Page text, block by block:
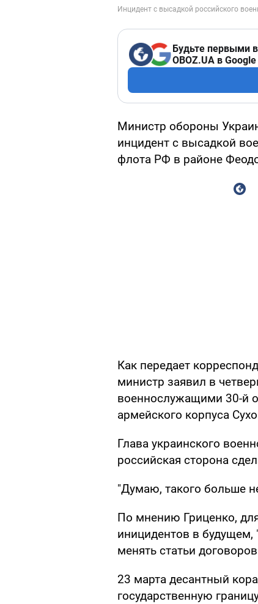
Будьте первыми
OBOZ.UA в Google
Министр обороны
инцидент с высадкой
флота РФ в районе
Как передает
министр заявил в
военнослужащими 30-й
армейского корпуса
Глава украинского
российская сторона
"Думаю, такого больше
По мнению Гриценко,
иницидентов в будущем,
менять статьи
23 марта десантный
государственную